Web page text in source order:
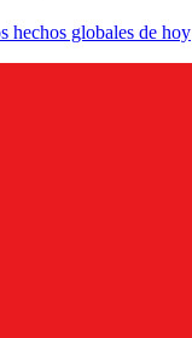
hechos globales de hoy